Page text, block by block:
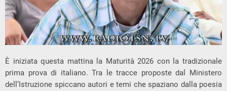
È iniziata questa mattina la Maturità 2026 con la tradizionale
prima prova di italiano. Tra le tracce proposte dal Ministero
dell’Istruzione spiccano autori e temi che spaziano dalla poesia